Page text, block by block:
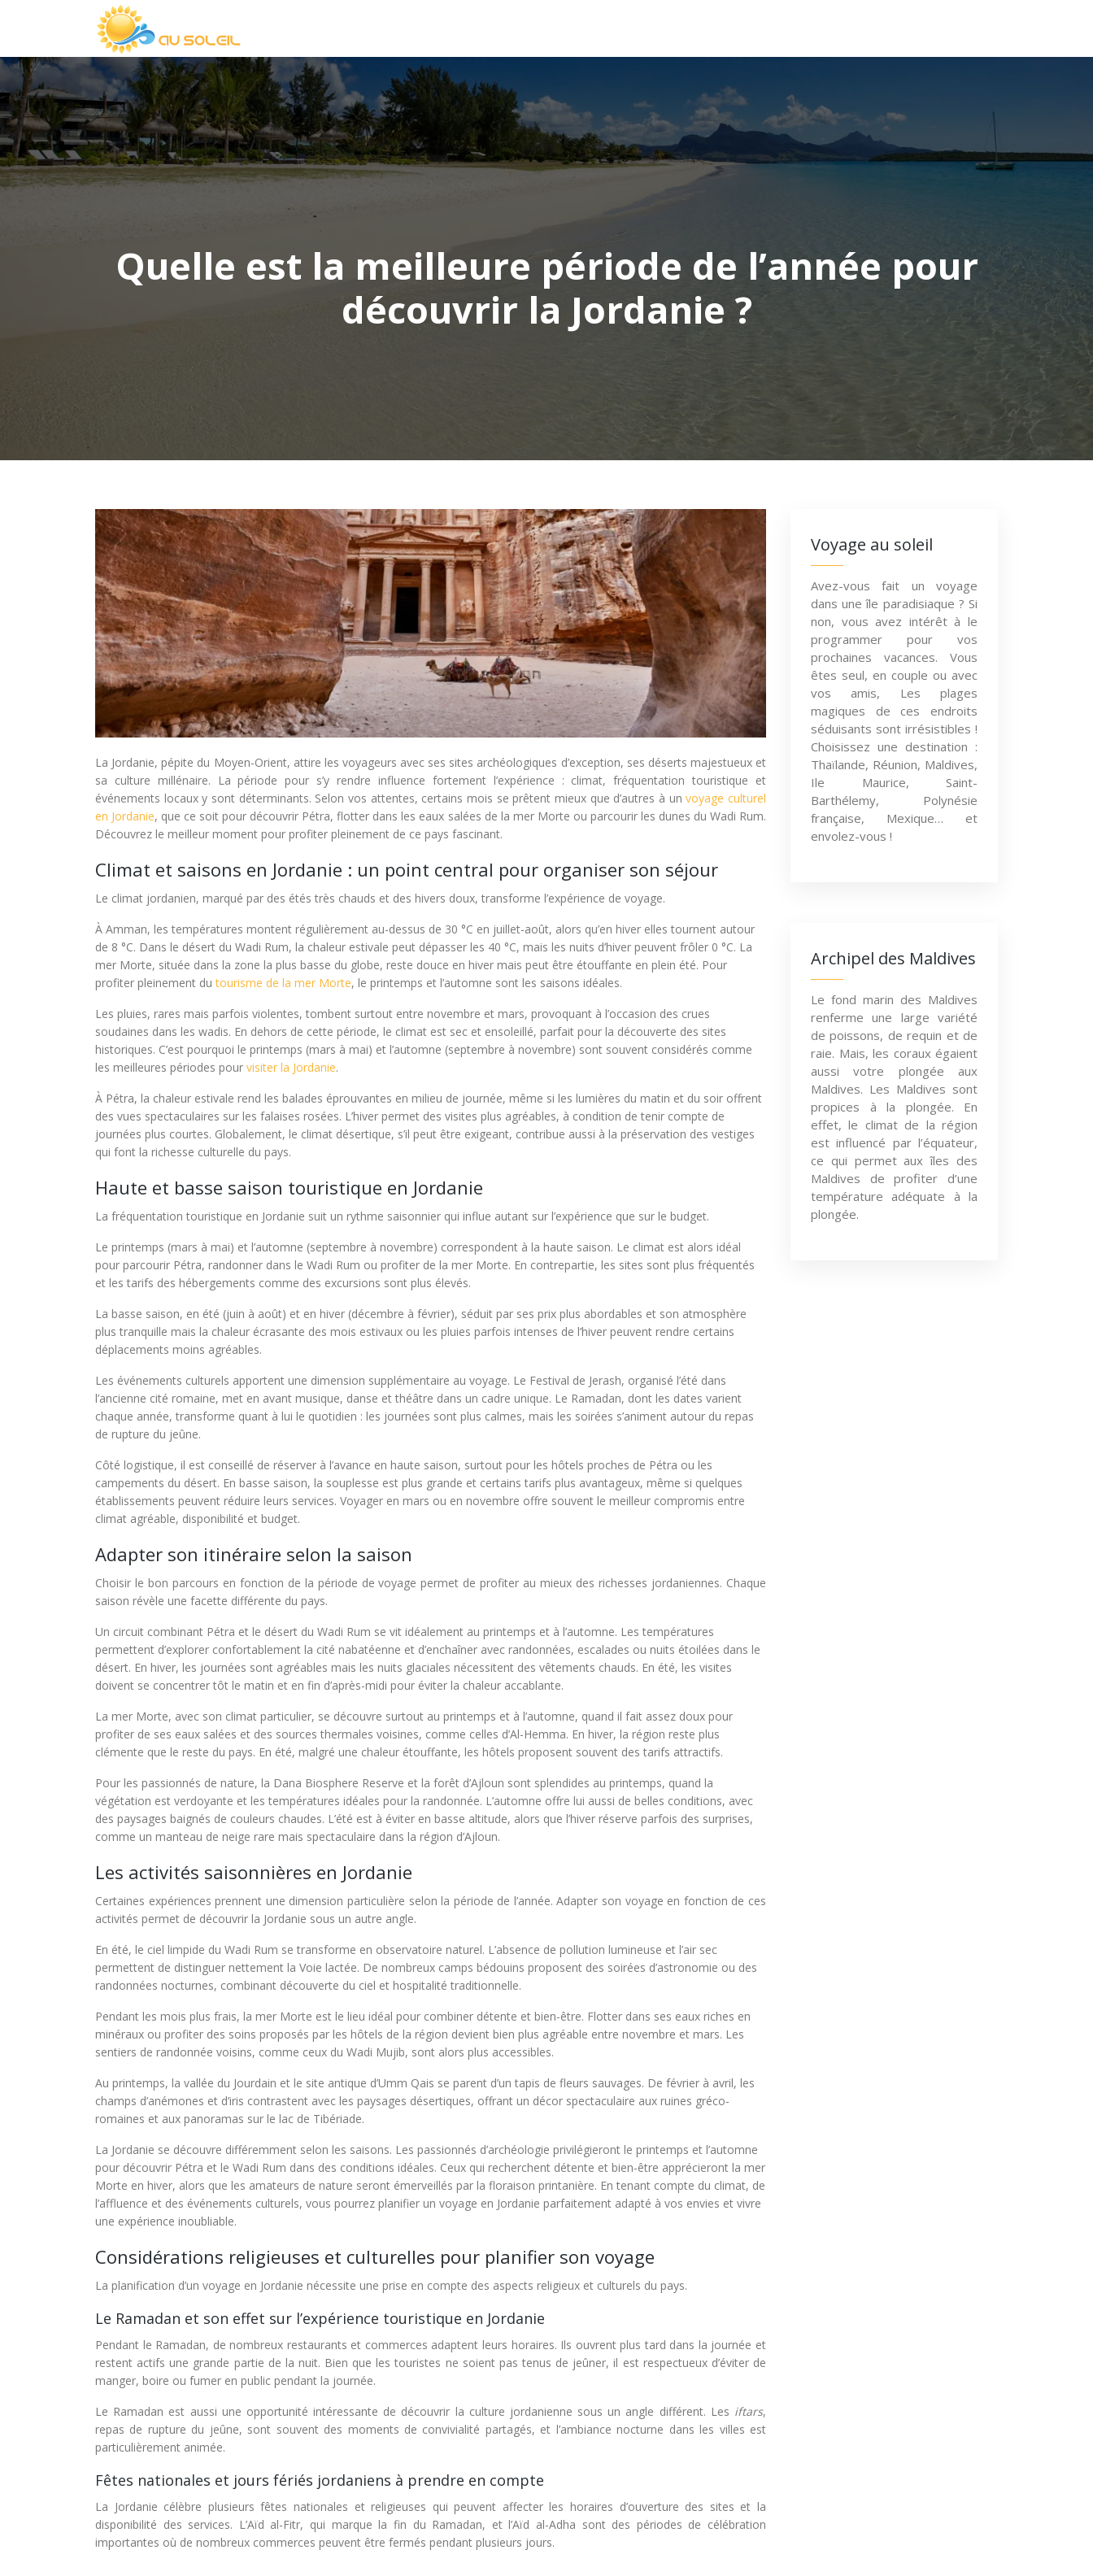
Quelle est la meilleure période de l’année pour
découvrir la Jordanie ?
La Jordanie, pépite du Moyen-Orient, attire les voyageurs avec ses sites archéologiques d’exception, ses déserts majestueux et
sa culture millénaire. La période pour s’y rendre influence fortement l’expérience : climat, fréquentation touristique et
événements locaux y sont déterminants. Selon vos attentes, certains mois se prêtent mieux que d’autres à unvoyage culturel
en Jordanie, que ce soit pour découvrir Pétra, flotter dans les eaux salées de la mer Morte ou parcourir les dunes du Wadi Rum.
Découvrez le meilleur moment pour profiter pleinement de ce pays fascinant.
Climat et saisons en Jordanie : un point central pour organiser son séjour
Le climat jordanien, marqué par des étés très chauds et des hivers doux, transforme l’expérience de voyage.
À Amman, les températures montent régulièrement au-dessus de 30 °C en juillet-août, alors qu’en hiver elles tournent autour
de 8 °C. Dans le désert du Wadi Rum, la chaleur estivale peut dépasser les 40 °C, mais les nuits d’hiver peuvent frôler 0 °C. La
mer Morte, située dans la zone la plus basse du globe, reste douce en hiver mais peut être étouffante en plein été. Pour
profiter pleinement dutourisme de la mer Morte, le printemps et l’automne sont les saisons idéales.
Les pluies, rares mais parfois violentes, tombent surtout entre novembre et mars, provoquant à l’occasion des crues
soudaines dans les wadis. En dehors de cette période, le climat est sec et ensoleillé, parfait pour la découverte des sites
historiques. C’est pourquoi le printemps (mars à mai) et l’automne (septembre à novembre) sont souvent considérés comme
les meilleures périodes pour visiter la Jordanie.
À Pétra, la chaleur estivale rend les balades éprouvantes en milieu de journée, même si les lumières du matin et du soir offrent
des vues spectaculaires sur les falaises rosées. L’hiver permet des visites plus agréables, à condition de tenir compte de
journées plus courtes. Globalement, le climat désertique, s’il peut être exigeant, contribue aussi à la préservation des vestiges
qui font la richesse culturelle du pays.
Haute et basse saison touristique en Jordanie
La fréquentation touristique en Jordanie suit un rythme saisonnier qui influe autant sur l’expérience que sur le budget.
Le printemps (mars à mai) et l’automne (septembre à novembre) correspondent à la haute saison. Le climat est alors idéal
pour parcourir Pétra, randonner dans le Wadi Rum ou profiter de la mer Morte. En contrepartie, les sites sont plus fréquentés
et les tarifs des hébergements comme des excursions sont plus élevés.
La basse saison, en été (juin à août) et en hiver (décembre à février), séduit par ses prix plus abordables et son atmosphère
plus tranquille mais la chaleur écrasante des mois estivaux ou les pluies parfois intenses de l’hiver peuvent rendre certains
déplacements moins agréables.
Les événements culturels apportent une dimension supplémentaire au voyage. Le Festival de Jerash, organisé l’été dans
l’ancienne cité romaine, met en avant musique, danse et théâtre dans un cadre unique. Le Ramadan, dont les dates varient
chaque année, transforme quant à lui le quotidien : les journées sont plus calmes, mais les soirées s’animent autour du repas
de rupture du jeûne.
Côté logistique, il est conseillé de réserver à l’avance en haute saison, surtout pour les hôtels proches de Pétra ou les
campements du désert. En basse saison, la souplesse est plus grande et certains tarifs plus avantageux, même si quelques
établissements peuvent réduire leurs services. Voyager en mars ou en novembre offre souvent le meilleur compromis entre
climat agréable, disponibilité et budget.
Adapter son itinéraire selon la saison
Choisir le bon parcours en fonction de la période de voyage permet de profiter au mieux des richesses jordaniennes. Chaque
saison révèle une facette différente du pays.
Un circuit combinant Pétra et le désert du Wadi Rum se vit idéalement au printemps et à l’automne. Les températures
permettent d’explorer confortablement la cité nabatéenne et d’enchaîner avec randonnées, escalades ou nuits étoilées dans le
désert. En hiver, les journées sont agréables mais les nuits glaciales nécessitent des vêtements chauds. En été, les visites
doivent se concentrer tôt le matin et en fin d’après-midi pour éviter la chaleur accablante.
La mer Morte, avec son climat particulier, se découvre surtout au printemps et à l’automne, quand il fait assez doux pour
profiter de ses eaux salées et des sources thermales voisines, comme celles d’Al-Hemma. En hiver, la région reste plus
clémente que le reste du pays. En été, malgré une chaleur étouffante, les hôtels proposent souvent des tarifs attractifs.
Pour les passionnés de nature, la Dana Biosphere Reserve et la forêt d’Ajloun sont splendides au printemps, quand la
végétation est verdoyante et les températures idéales pour la randonnée. L’automne offre lui aussi de belles conditions, avec
des paysages baignés de couleurs chaudes. L’été est à éviter en basse altitude, alors que l’hiver réserve parfois des surprises,
comme un manteau de neige rare mais spectaculaire dans la région d’Ajloun.
Les activités saisonnières en Jordanie
Certaines expériences prennent une dimension particulière selon la période de l’année. Adapter son voyage en fonction de ces
activités permet de découvrir la Jordanie sous un autre angle.
En été, le ciel limpide du Wadi Rum se transforme en observatoire naturel. L’absence de pollution lumineuse et l’air sec
permettent de distinguer nettement la Voie lactée. De nombreux camps bédouins proposent des soirées d’astronomie ou des
randonnées nocturnes, combinant découverte du ciel et hospitalité traditionnelle.
Pendant les mois plus frais, la mer Morte est le lieu idéal pour combiner détente et bien-être. Flotter dans ses eaux riches en
minéraux ou profiter des soins proposés par les hôtels de la région devient bien plus agréable entre novembre et mars. Les
sentiers de randonnée voisins, comme ceux du Wadi Mujib, sont alors plus accessibles.
Au printemps, la vallée du Jourdain et le site antique d’Umm Qais se parent d’un tapis de fleurs sauvages. De février à avril, les
champs d’anémones et d’iris contrastent avec les paysages désertiques, offrant un décor spectaculaire aux ruines gréco-
romaines et aux panoramas sur le lac de Tibériade.
La Jordanie se découvre différemment selon les saisons. Les passionnés d’archéologie privilégieront le printemps et l’automne
pour découvrir Pétra et le Wadi Rum dans des conditions idéales. Ceux qui recherchent détente et bien-être apprécieront la mer
Morte en hiver, alors que les amateurs de nature seront émerveillés par la floraison printanière. En tenant compte du climat, de
l’affluence et des événements culturels, vous pourrez planifier un voyage en Jordanie parfaitement adapté à vos envies et vivre
une expérience inoubliable.
Considérations religieuses et culturelles pour planifier son voyage
La planification d’un voyage en Jordanie nécessite une prise en compte des aspects religieux et culturels du pays.
Le Ramadan et son effet sur l’expérience touristique en Jordanie
Pendant le Ramadan, de nombreux restaurants et commerces adaptent leurs horaires. Ils ouvrent plus tard dans la journée et
restent actifs une grande partie de la nuit. Bien que les touristes ne soient pas tenus de jeûner, il est respectueux d’éviter de
manger, boire ou fumer en public pendant la journée.
Le Ramadan est aussi une opportunité intéressante de découvrir la culture jordanienne sous un angle différent. Les iftars,
repas de rupture du jeûne, sont souvent des moments de convivialité partagés, et l’ambiance nocturne dans les villes est
particulièrement animée.
Fêtes nationales et jours fériés jordaniens à prendre en compte
La Jordanie célèbre plusieurs fêtes nationales et religieuses qui peuvent affecter les horaires d’ouverture des sites et la
disponibilité des services. L’Aïd al-Fitr, qui marque la fin du Ramadan, et l’Aïd al-Adha sont des périodes de célébration
importantes où de nombreux commerces peuvent être fermés pendant plusieurs jours.
Voyage au soleil
Avez-vous fait un voyage
dans une île paradisiaque ? Si
non, vous avez intérêt à le
programmer pour vos
prochaines vacances. Vous
êtes seul, en couple ou avec
vos amis, Les plages
magiques de ces endroits
séduisants sont irrésistibles !
Choisissez une destination :
Thaïlande, Réunion, Maldives,
Ile Maurice, Saint-
Barthélemy, Polynésie
française, Mexique… et
envolez-vous !
Archipel des Maldives
Le fond marin des Maldives
renferme une large variété
de poissons, de requin et de
raie. Mais, les coraux égaient
aussi votre plongée aux
Maldives. Les Maldives sont
propices à la plongée. En
effet, le climat de la région
est influencé par l’équateur,
ce qui permet aux îles des
Maldives de profiter d’une
température adéquate à la
plongée.